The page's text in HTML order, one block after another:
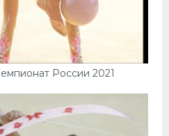
России 2021